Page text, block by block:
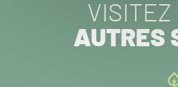
VISITEZ
AUTRES